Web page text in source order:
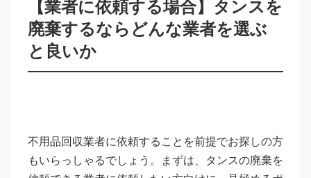
【業者に依頼する場合】タンスを
廃棄するならどんな業者を選ぶ
と良いか
不用品回収業者に依頼することを前提でお探しの方
もいらっしゃるでしょう。まずは、タンスの廃棄を